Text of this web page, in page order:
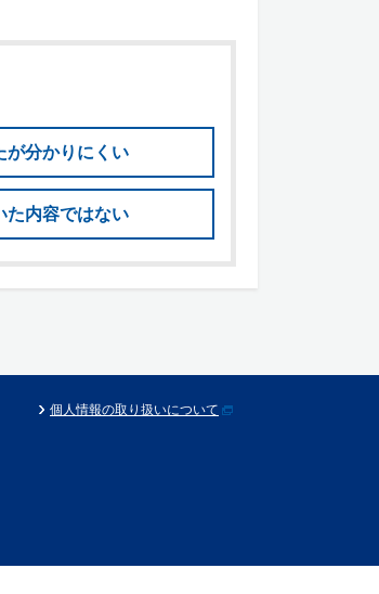
が分かりにくい
た内容ではない
個人情報の取り扱いについて